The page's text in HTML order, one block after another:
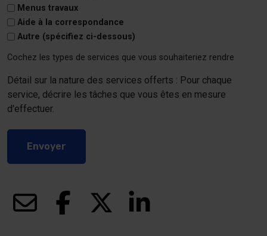
Menus travaux
Aide à la correspondance
Autre (spécifiez ci-dessous)
Cochez les types de services que vous souhaiteriez rendre
Détail sur la nature des services offerts : Pour chaque
service, décrire les tâches que vous êtes en mesure
d'effectuer.
(ce lien s’ouvrira dans une nouvelle fenêtre)
(ce lien s’ouvrira dans une nouvelle
(ce lien s’ouvrira dans une